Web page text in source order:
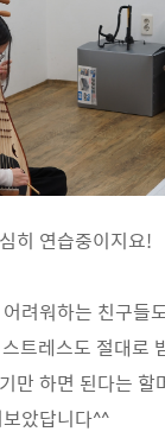
히 연습중이지요!
려워하는 친구들
스트레스도 절대로
만 하면 된다는 할
았답니다^^